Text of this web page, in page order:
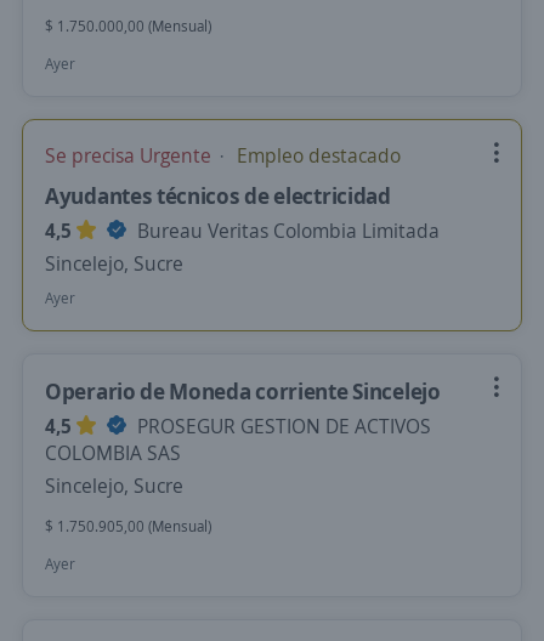
$ 1.750.000,00 (Mensual)
Ayer
Se precisa Urgente Empleo destacado
Ayudantes técnicos de electricidad
4,5
Bureau Veritas Colombia Limitada
Sincelejo, Sucre
Ayer
Operario de Moneda corriente Sincelejo
4,5
PROSEGUR GESTION DE ACTIVOS
COLOMBIA SAS
Sincelejo, Sucre
$ 1.750.905,00 (Mensual)
Ayer